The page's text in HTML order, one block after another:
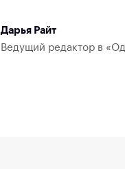
Дарья Райт
Ведущий редактор в